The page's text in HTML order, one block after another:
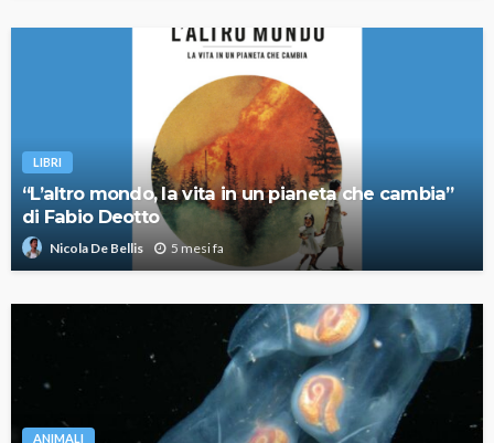
LIBRI
“L’altro mondo, la vita in un pianeta che cambia”
di Fabio Deotto
Nicola De Bellis 5 mesi fa
ANIMALI